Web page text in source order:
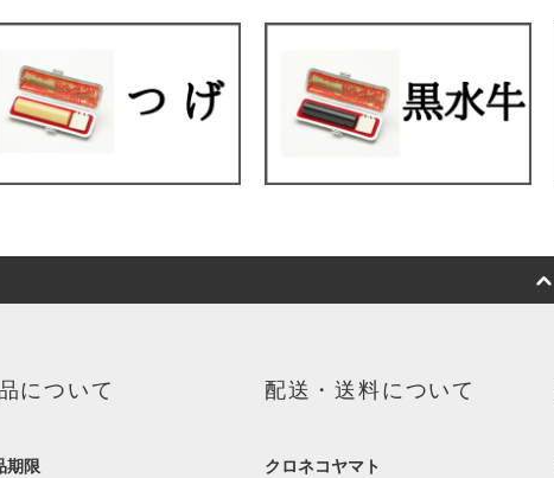
について
期限
配送・送料について
クロネコヤマト